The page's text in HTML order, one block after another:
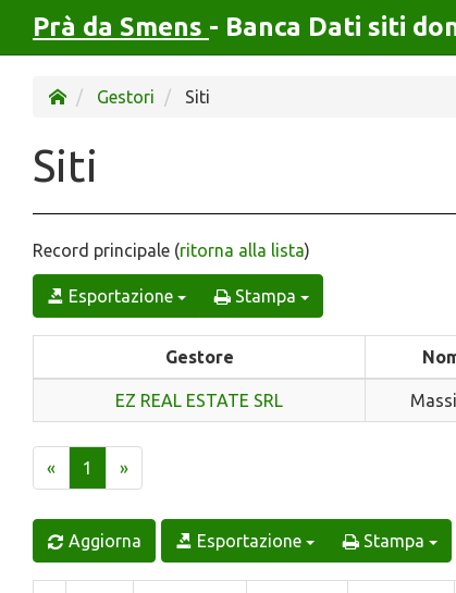
Prà da Smens - Banca Dati siti
Gestori Siti
Siti
Record principale (ritorna alla lista)
Esportazione Stampa
Gestore
EZ REAL ESTATE SRL
« 1 »
Aggiorna Esportazione Stampa